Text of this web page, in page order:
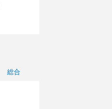
総合